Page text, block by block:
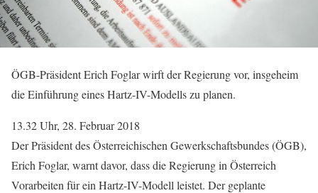
ÖGB-Präsident Erich Foglar wirft der Regierung vor, insgeheim
die Einführung eines Hartz-IV-Modells zu planen.
13.32 Uhr, 28. Februar 2018
Der Präsident des Österreichischen Gewerkschaftsbundes (ÖGB),
Erich Foglar, warnt davor, dass die Regierung in Österreich
Vorarbeiten für ein Hartz-IV-Modell leistet. Der geplante